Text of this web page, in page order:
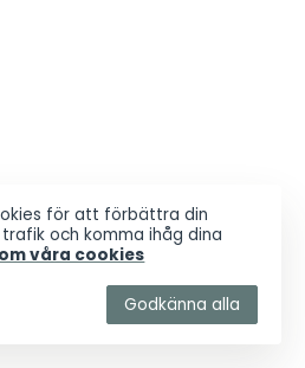
för att förbättra din
och komma ihåg dina
våra cookies
Godkänna alla